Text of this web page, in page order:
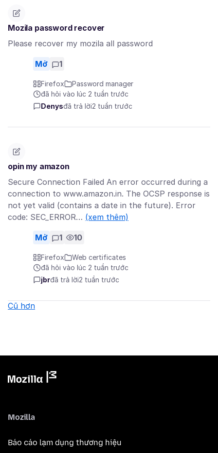
Mozila password recover
Please recover my mozila all password
Mở 1
Firefox
Password manager
đã hỏi vào lúc 2 tuần trước
Denysđã trả lời2 tuần trước
opin my amazon
Secure Connection Failed An error occurred during a
connection to www.amazon.in. The OCSP response is
not yet valid (contains a date in the future). Error
code: SEC_ERROR… (xem thêm)
Mở 1 10
Firefox
Web certificates
đã hỏi vào lúc 2 tuần trước
jbrđã trả lời2 tuần trước
Cũ hơn
Mozilla
Báo cáo lạm dụng thương hiệu